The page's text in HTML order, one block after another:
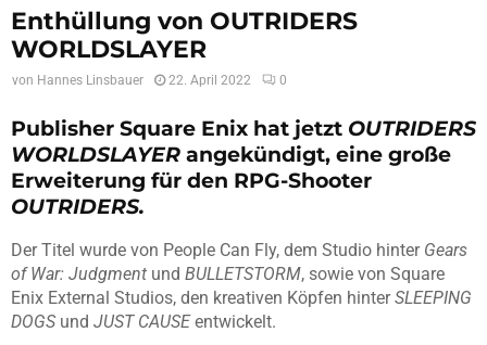
Enthüllung von OUTRIDERS
WORLDSLAYER
von Hannes Linsbauer 22. April 2022 0
Publisher Square Enix hat jetzt OUTRIDERS
WORLDSLAYER angekündigt, eine große
Erweiterung für den RPG-Shooter
OUTRIDERS.
Der Titel wurde von People Can Fly, dem Studio hinter Gears
of War: Judgment und BULLETSTORM, sowie von Square
Enix External Studios, den kreativen Köpfen hinterSLEEPING
DOGSund JUST CAUSEentwickelt.